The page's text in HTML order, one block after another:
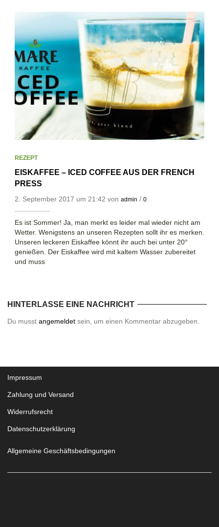
REZEPT
EISKAFFEE – ICED COFFEE AUS DER FRENCH
PRESS
2. September 2017 um 21:42 von admin / 0
Es ist Sommer! Ja, man merkt es leider mal wieder nicht am
Wetter. Wenigstens an unseren Rezepten sollt ihr es merken.
Unseren leckeren Eiskaffee könnt ihr auch bei unter 20°
genießen. Der Eiskaffee wird mit kaltem Wasser zubereitet
und muss
HINTERLASSE EINE NACHRICHT
Du musst angemeldet sein, um einen Kommentar abzugeben.
Impressum
Zahlung und Versand
Widerrufsrecht
Datenschutzerklärung
Allgemeine Geschäftsbedingungen